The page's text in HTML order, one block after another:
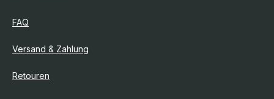
FAQ
Versand & Zahlung
Retouren